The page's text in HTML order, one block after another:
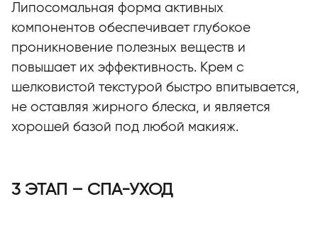
Липосомальная форма активных
компонентов обеспечивает глубокое
проникновение полезных веществ и
повышает их эффективность. Крем с
шелковистой текстурой быстро впитывается,
не оставляя жирного блеска, и является
хорошей базой под любой макияж.
3 ЭТАП – СПА-УХОД